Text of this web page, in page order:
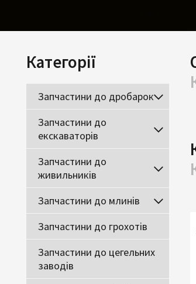
Категорії
Запчастини до дробарок
Запчастини до
екскаваторів
Запчастини до
живильників
Запчастини до млинів
Запчастини до грохотів
Запчастини до цегельних
заводів